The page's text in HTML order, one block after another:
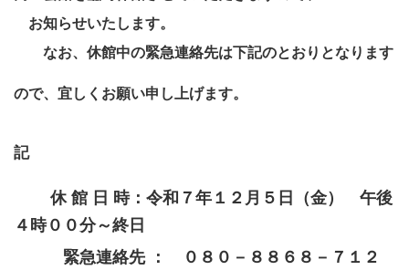
お知らせいたします。
なお、休館中の緊急連絡先は下記のとおりとなります
ので、宜しくお願い申し上げます。
記
休 館 日 時：令和７年１２月５日（金） 午後
４時００分～終日
緊急連絡先 ： ０８０－８８６８－７１２